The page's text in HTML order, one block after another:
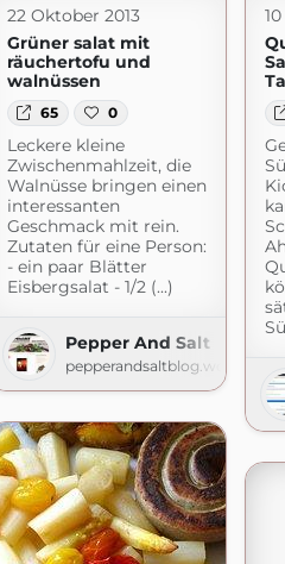
22 Oktober 2013
Grüner salat mit
räuchertofu und
walnüssen
65 0
Leckere kleine
Zwischenmahlzeit, die
Walnüsse bringen einen
interessanten
Geschmack mit rein.
Zutaten für eine Person:
- ein paar Blätter
Eisbergsalat - 1/2 (...)
Pepper And Salt